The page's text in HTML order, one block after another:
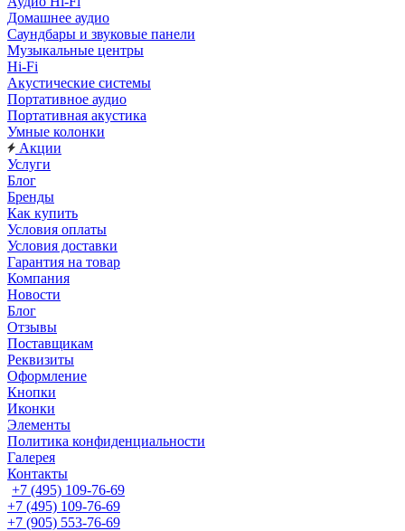
Домашнее аудио
Саундбары и звуковые панели
Музыкальные центры
Hi-Fi
Акустические системы
Портативное аудио
Портативная акустика
Умные колонки
Акции
Услуги
Блог
Бренды
Как купить
Условия оплаты
Условия доставки
Гарантия на товар
Компания
Новости
Блог
Отзывы
Поставщикам
Реквизиты
Оформление
Кнопки
Иконки
Элементы
Политика конфиденциальности
Галерея
Контакты
+7 (495) 109-76-69
+7 (495) 109-76-69
+7 (905) 553-76-69